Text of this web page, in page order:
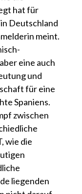
hat für
Deutschland
meint.
eine auch
und
für eine
Spaniens.
zwischen
wie die
liegenden